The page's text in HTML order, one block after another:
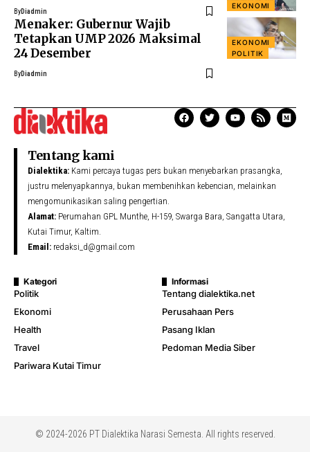
EKONOMI
ByDiadmin
EKONOMI
POLITIK
Menaker: Gubernur Wajib
Tetapkan UMP 2026 Maksimal
24 Desember
ByDiadmin
Tentang kami
Dialektika: Kami percaya tugas pers bukan menyebarkan prasangka,
justru melenyapkannya, bukan membenihkan kebencian, melainkan
mengomunikasikan saling pengertian.
Alamat: Perumahan GPL Munthe, H-159, Swarga Bara, Sangatta Utara,
Kutai Timur, Kaltim.
Email: redaksi_d@gmail.com
Kategori
Politik
Ekonomi
Health
Travel
Pariwara Kutai Timur
Informasi
Tentang dialektika.net
Perusahaan Pers
Pasang Iklan
Pedoman Media Siber
© 2024-2026 PT Dialektika Narasi Semesta. All rights reserved.